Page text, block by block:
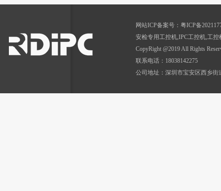
网站ICP备案号： 粤ICP备
安检专用工控机 IPC工控机,工控
CopyRight @2019 All Rights
联系电话：18038142275
公司地址：深圳市宝安区西乡街